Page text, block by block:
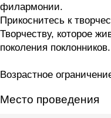
филармонии.
Прикоснитесь к
Творчеству, которое
поколения поклонников.
Возрастное
Место проведения